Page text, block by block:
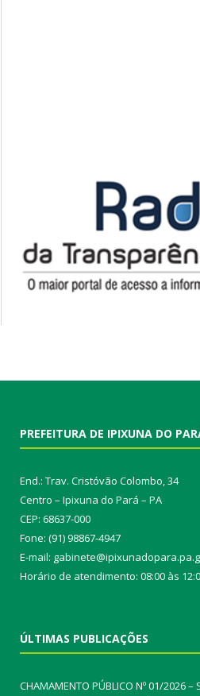
PREFEITURA DE IPIXUNA DO
End.: Trav. Cristóvão Colombo, 34
Centro – Ipixuna do Pará – PA
CEP: 68637-000
Fone: (91) 98867-4947
E-mail:
Horário de atendimento: 08:00 às
ÚLTIMAS PUBLICAÇÕES
CHAMAMENTO PÚBLICO Nº 01/2026 –